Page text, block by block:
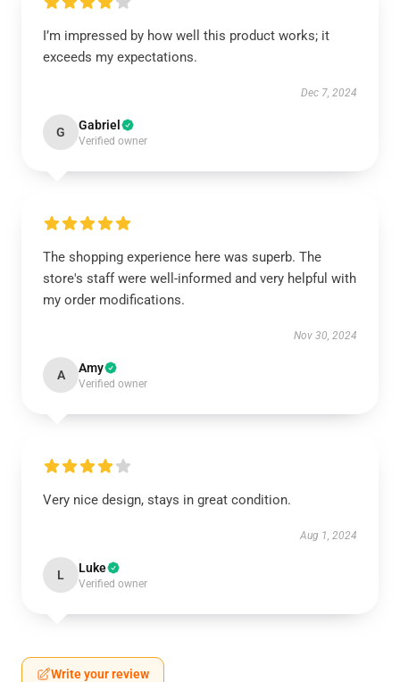
I’m impressed by how well this product works; it
exceeds my expectations.
Dec 7, 2024
G Gabriel
Verified owner
The shopping experience here was superb. The
store's staff were well-informed and very helpful with
my order modifications.
Nov 30, 2024
A Amy
Verified owner
Very nice design, stays in great condition.
Aug 1, 2024
L Luke
Verified owner
Write your review